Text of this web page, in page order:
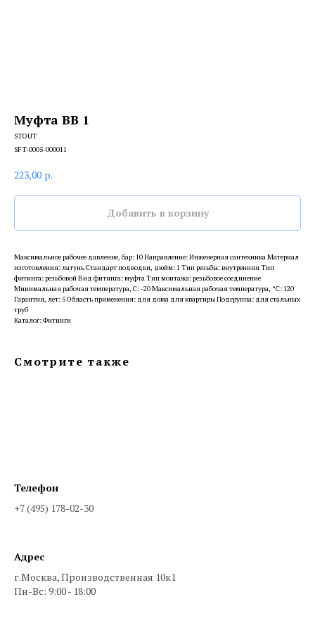
Муфта ВВ 1
STOUT
SFT-0005-000011
223,00 р.
Добавить в корзину
Максимальное рабочее давление, бар: 10 Направление: Инженерная сантехника Материал
изготовления: латунь Стандарт подводки, дюйм: 1 Тип резьбы: внутренняя Тип
фитинга: резьбовой Вид фитинга: муфта Тип монтажа: резьбовое соединение
Минимальная рабочая температура, С: -20 Максимальная рабочая температура, °С: 120
Гарантия, лет: 5 Область применения: для дома для квартиры Подгруппа: для стальных
труб
Каталог: Фитинги
Смотрите также
Телефон
+7 (495) 178-02-30
Адрес
г.Москва, Производственная 10к1
Пн-Вс: 9:00 - 18:00